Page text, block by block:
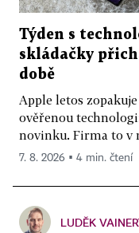
Týden s
skládačky
době
Apple letos
ověřenou
novinku. Firma to v
7. 8. 2026 ▪ 4 min. čtení
LUDĚK